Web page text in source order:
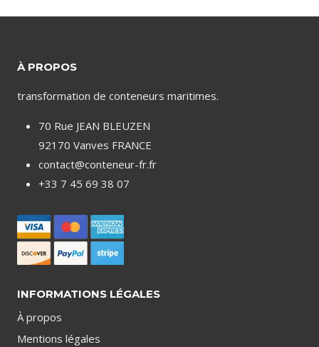
À PROPOS
transformation de conteneurs maritimes.
70 Rue JEAN BLEUZEN
92170 Vanves FRANCE
contact@conteneur-fr.fr
+33 7 45 69 38 07
INFORMATIONS LÉGALES
À propos
Mentions légales